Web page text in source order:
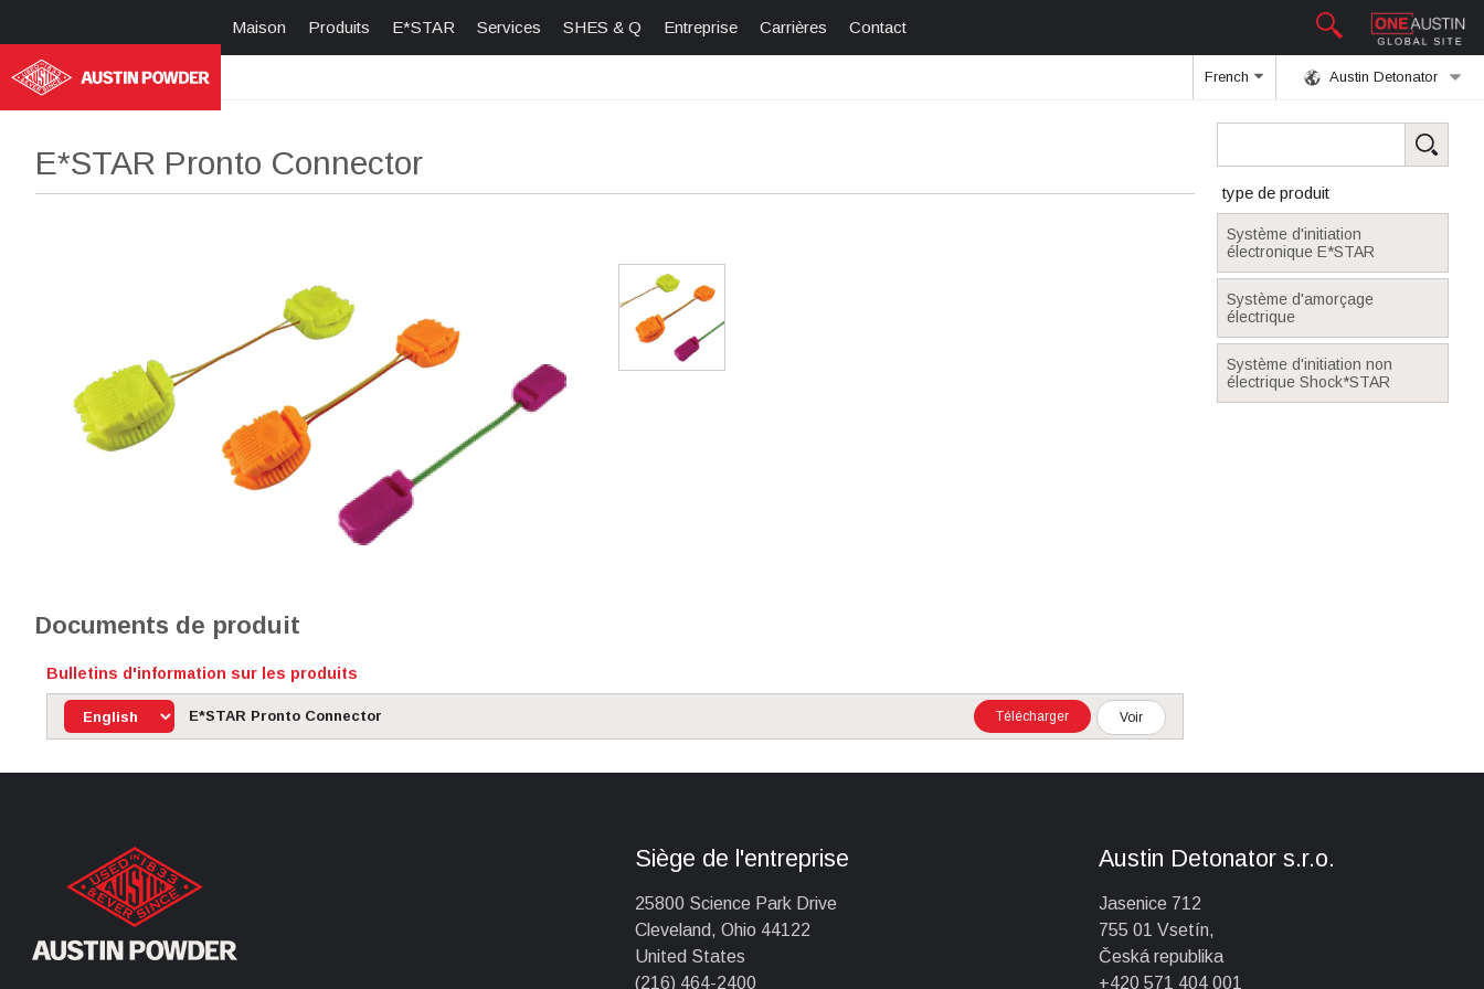
Maison Produits E*STAR Services SHES & Q Entreprise Carrières Contact
Austin Detonator
French
type de produit
Système d'initiation
électronique E*STAR
Système d'amorçage
électrique
Système d'initiation non
électrique Shock*STAR
E*STAR Pronto Connector
Documents de produit
Bulletins d'information sur les produits
E*STAR Pronto Connector Voir
Télécharger
Siège de l'entreprise
25800 Science Park Drive
Cleveland, Ohio 44122
United States
(216) 464-2400
Austin Detonator s.r.o.
Jasenice 712
755 01 Vsetín,
Česká republika
+420 571 404 001